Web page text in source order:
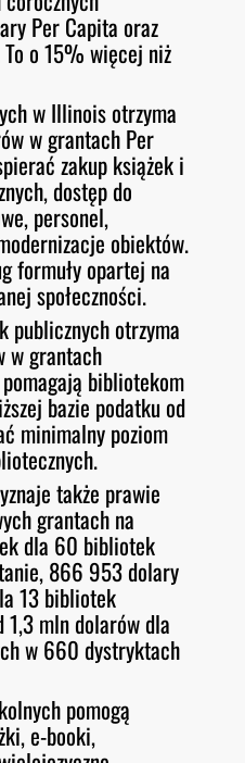
Per Capita oraz
o 15% więcej niż
w Illinois otrzyma
w grantach Per
zakup książek i
dostęp do
personel,
obiektów.
formuły opartej na
społeczności.
publicznych otrzyma
w grantach
bibliotekom
bazie podatku od
minimalny poziom
także prawie
grantach na
dla 60 bibliotek
866 953 dolary
13 bibliotek
1,3 mln dolarów dla
w 660 dystryktach
pomogą
e-booki,